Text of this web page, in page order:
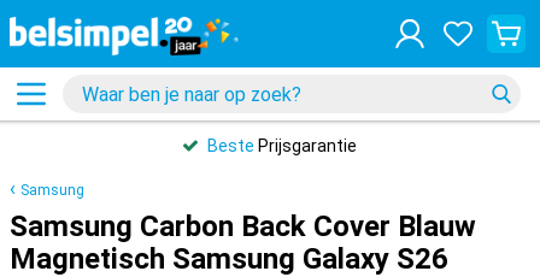
Beste Prijsgarantie
Samsung
Samsung Carbon Back Cover Blauw
Magnetisch Samsung Galaxy S26